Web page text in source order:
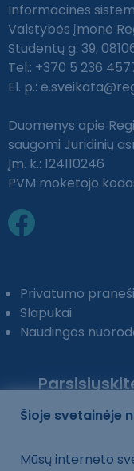
Informacinės
Valstybės įmonė
Studentų g. 39,
Tel.: +370 5 236
El. p.:
Duomenys apie
saugomi Juridinių
Įm. k.: 124110246
PVM mokėtojo
Privatumo
Slapukai
Naudingos
Šioje svetainėje
Mūsų interneto